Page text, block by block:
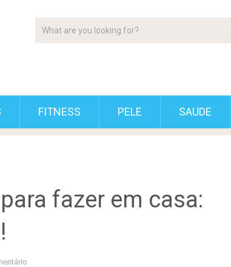
FITNESS PELE SAUDE
fazer em casa: